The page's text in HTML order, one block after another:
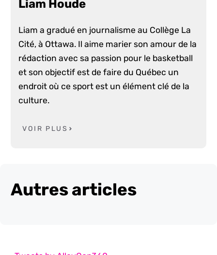
Liam Houde
Liam a gradué en journalisme au Collège La
Cité, à Ottawa. Il aime marier son amour de la
rédaction avec sa passion pour le basketball
et son objectif est de faire du Québec un
endroit où ce sport est un élément clé de la
culture.
VOIR PLUS
Autres articles